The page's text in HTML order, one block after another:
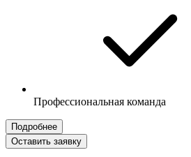
Профессиональная команда
Подробнее
Оставить заявку